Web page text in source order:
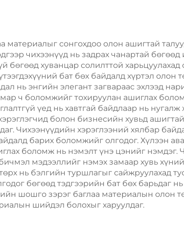
Шиппинг Картон
материалыг сонгохдоо олон ашигтай
чихээнүүд нь задрах чанартай
хуванцар солилттой
бат бөх байдалд хүртэл олон
нь энгийн элегант загвараас эхлээд
ч боломжийг тохируулан ашиглах
үед нь хавтгай байдлаар нь
болон бизнесийн хувьд
Чихээнүүдийн хэрэглээний хялбар
барих боломжийг олгодог. Хүлээн
боломж нь нэмэлт үнэ цэнийг нэмдэг.
мэдээллийг нэмэх замаар хувь
нь бэлгийн туршлагыг сайжруулахад
бөгөөд тэдгээрийн бат бөх барьдаг нь
шошго зэрэг баглаа материалын олон
шийдэл болохыг харуулдаг.